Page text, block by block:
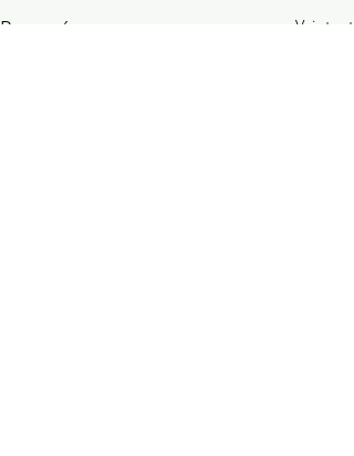
Posts récents Voir tout